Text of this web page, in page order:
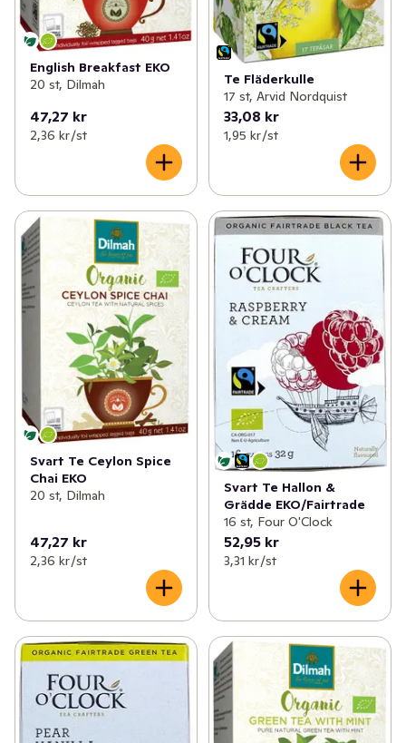
English Breakfast EKO
20 st, Dilmah
47,27 kr
2,36 kr /st
Te Fläderkulle
17 st, Arvid Nordquist
33,08 kr
1,95 kr /st
Svart Te Ceylon Spice
Chai EKO
20 st, Dilmah
47,27 kr
2,36 kr /st
Svart Te Hallon &
Grädde EKO/Fairtrade
16 st, Four O'Clock
52,95 kr
3,31 kr /st